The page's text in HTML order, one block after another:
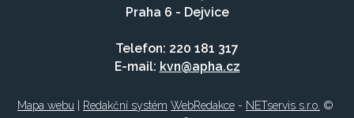
Praha 6 - Dejvice
Telefon: 220 181 317
E-mail: kvn@apha.cz
Mapa webu Redakční systém WebRedakce - NETservis s.r.o. ©